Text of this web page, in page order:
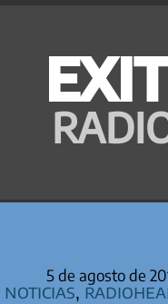
5 de agosto de
Noticias,